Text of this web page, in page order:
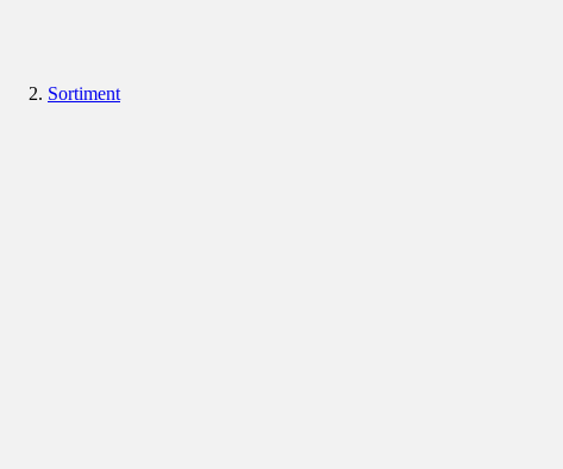
Sortiment